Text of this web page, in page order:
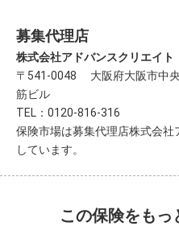
募集代理店
株式会社アドバンスクリエイト
〒541-0048 大阪府大阪市中
筋ビル
TEL：0120-816-316
保険市場は募集代理店株式会
しています。
この保険をも